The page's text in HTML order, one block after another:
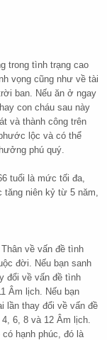
trong tình trạng cao
vọng cũng như về tài
ban. Nếu ăn ở ngay
con cháu sau này
và thành công trên
lộc và có thể
phú quý.
tuổi là mức tối đa,
niên kỷ từ 5 năm,
về vấn đề tình
đời. Nếu bạn sanh
đổi về vấn đề tình
Âm lịch. Nếu bạn
lần thay đổi về vấn đề
6, 8 và 12 Âm lịch.
hạnh phúc, đó là